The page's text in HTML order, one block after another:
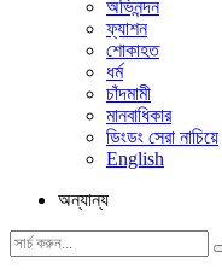
অভিনন্দন
ফ্যাশন
শোকাহত
ধর্ম
চাঁদমামী
মানবাধিকার
ডিংডং সেরা নাচিয়ে
English
অন্যান্য